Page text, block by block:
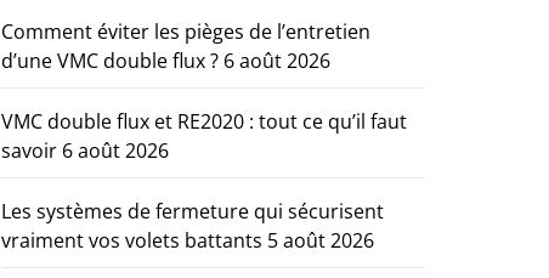
Comment éviter les pièges de l’entretien
d’une VMC double flux ? 6 août 2026
VMC double flux et RE2020 : tout ce qu’il faut
savoir 6 août 2026
Les systèmes de fermeture qui sécurisent
vraiment vos volets battants 5 août 2026